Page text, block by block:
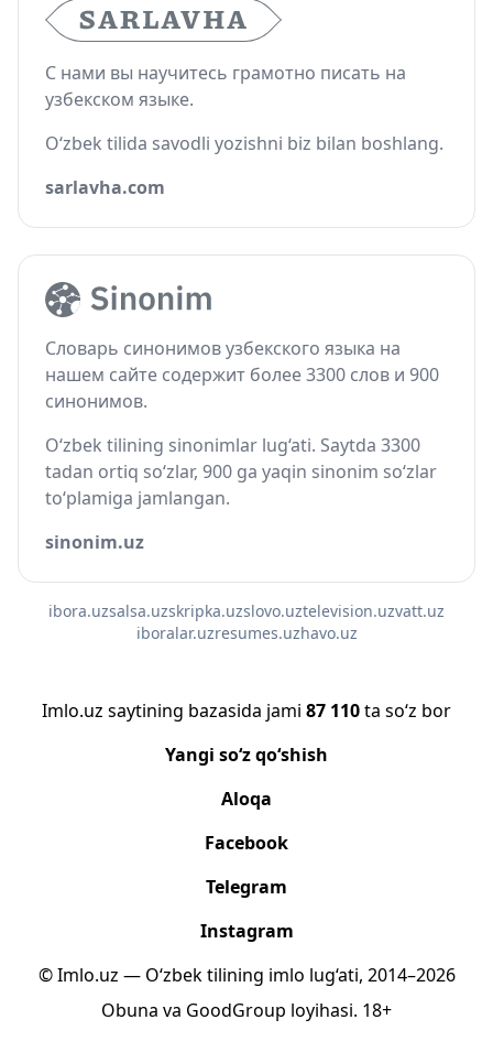
С нами вы научитесь грамотно писать на
узбекском языке.
O‘zbek tilida savodli yozishni biz bilan boshlang.
sarlavha.com
Словарь синонимов узбекского языка на
нашем сайте содержит более 3300 слов и 900
синонимов.
O‘zbek tilining sinonimlar lug‘ati. Saytda 3300
tadan ortiq so‘zlar, 900 ga yaqin sinonim so‘zlar
to‘plamiga jamlangan.
sinonim.uz
ibora.uzsalsa.uzskripka.uzslovo.uztelevision.uzvatt.uz
iboralar.uzresumes.uzhavo.uz
Imlo.uz saytining bazasida jami 87 110ta so‘z bor
Yangi so‘z qo‘shish
Aloqa
Facebook
Telegram
Instagram
© Imlo.uz — O‘zbek tilining imlo lug‘ati, 2014–2026
Obuna va GoodGroup loyihasi. 18+